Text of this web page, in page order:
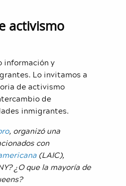
activismo
información y
Lo invitamos a
de activismo
de
inmigrantes.
, organizó una
con
(LAIC),
¿O que la mayoría de